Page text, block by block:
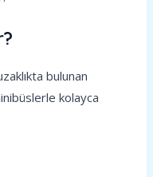
bulunan
kolayca